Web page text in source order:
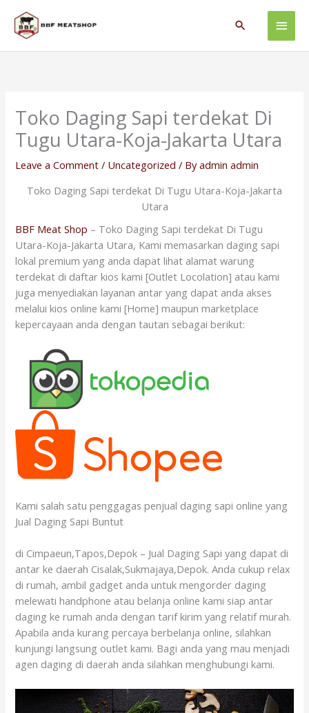
content
Main
Search
Toko Daging Sapi terdekat Di
Tugu Utara-Koja-Jakarta Utara
Leave a Comment / Uncategorized / Byadmin admin
Toko Daging Sapi terdekat Di Tugu Utara-Koja-Jakarta
Utara
BBF Meat Shop – Toko Daging Sapi terdekat Di Tugu
Utara-Koja-Jakarta Utara, Kami memasarkan daging sapi
lokal premium yang anda dapat lihat alamat warung
terdekat di daftar kios kami [Outlet Locolation] atau kami
juga menyediakan layanan antar yang dapat anda akses
melalui kios online kami [Home] maupun marketplace
kepercayaan anda dengan tautan sebagai berikut:
Kami salah satu penggagas penjual daging sapi online yang
Jual Daging Sapi Buntut
di Cimpaeun,Tapos,Depok – Jual Daging Sapi yang dapat di
antar ke daerah Cisalak,Sukmajaya,Depok. Anda cukup relax
di rumah, ambil gadget anda untuk mengorder daging
melewati handphone atau belanja online kami siap antar
daging ke rumah anda dengan tarif kirim yang relatif murah.
Apabila anda kurang percaya berbelanja online, silahkan
kunjungi langsung outlet kami. Bagi anda yang mau menjadi
agen daging di daerah anda silahkan menghubungi kami.